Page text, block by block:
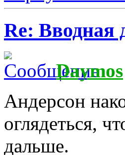
Re: Вводная
Daymos
Андерсон
оглядеться,
дальше.